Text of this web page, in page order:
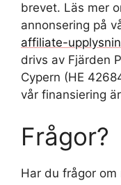
brevet. Läs mer
annonsering på
affiliate-
drivs av Fjärden
Cypern (HE
vår finansiering
Frågor?
Har du frågor